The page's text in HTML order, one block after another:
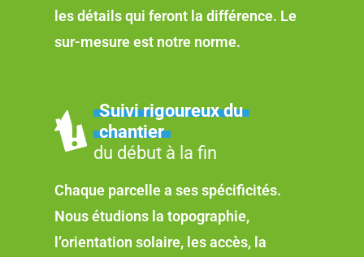
les détails qui feront la différence. Le
sur-mesure est notre norme.
Suivi rigoureux du
chantier
du début à la fin
Chaque parcelle a ses spécificités.
Nous étudions la topographie,
l’orientation solaire, les accès, la